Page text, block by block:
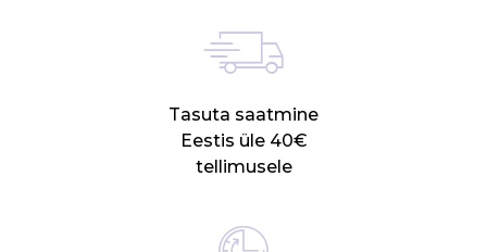
Tasuta saatmine
Eestis üle 40€
tellimusele